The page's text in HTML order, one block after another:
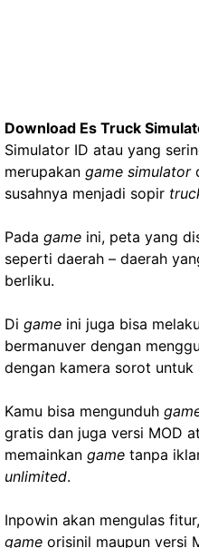
Download Es Truck
Simulator ID atau yang
merupakan game simulator
susahnya menjadi sopir
Pada game ini, peta yang
seperti daerah – daerah
berliku.
Di game ini juga bisa
bermanuver dengan
dengan kamera sorot untuk
Kamu bisa mengunduh
gratis dan juga versi MOD
memainkan game tanpa
unlimited.
Inpowin akan mengulas
game orisinil maupun versi